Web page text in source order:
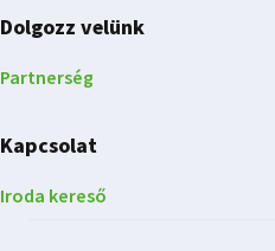
Dolgozz velünk
Partnerség
Kapcsolat
Iroda kereső